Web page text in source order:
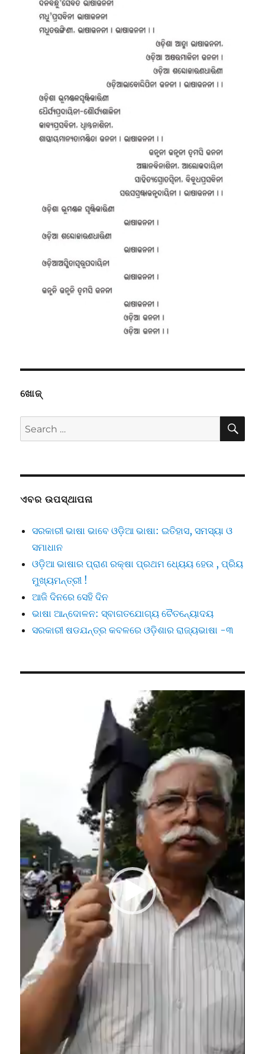
ଖୋଜ୍
Search
for:
ଏବର ଉପସ୍ଥାପନା
ସରକାରୀ ଭାଷା ଭାବେ ଓଡ଼ିଆ ଭାଷା: ଇତିହାସ, ସମସ୍ୟା ଓ
ସମାଧାନ
ଓଡ଼ିଆ ଭାଷାର ପ୍ରାଣ ରକ୍ଷା ପ୍ରଥମ ଧ୍ୟେୟ ହେଉ , ପ୍ରିୟ
ମୁଖ୍ୟମନ୍ତ୍ରୀ !
ଆଜି ଦିନରେ ସେହି ଦିନ
ଭାଷା ଆନ୍ଦୋଳନ: ସ୍ବାଗତଯୋଗ୍ୟ ଚୈତନ୍ୟୋଦୟ
ସରକାରୀ ଷଡଯନ୍ତ୍ର କବଳରେ ଓଡ଼ିଶାର ରାଜ୍ୟଭାଷା -୩